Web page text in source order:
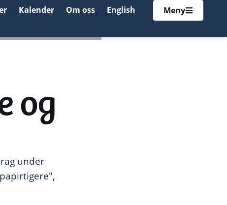
Kalender Om oss English Meny
og
under